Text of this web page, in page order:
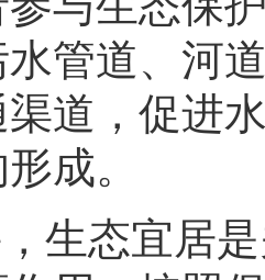
管道、河
道，促进
成。
生态宜居